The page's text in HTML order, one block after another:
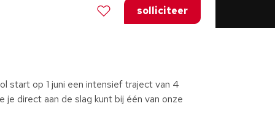
solliciteer
start op 1 juni een intensief traject van 4
je direct aan de slag kunt bij één van onze